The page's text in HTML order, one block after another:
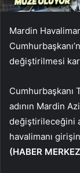
Mardin
değiştirilmesi
Cumhurbaşkanı
adının Mardin
değiştirileceğini
havalimanı
(HABER